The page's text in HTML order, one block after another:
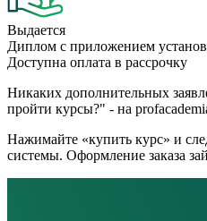
Выдается
Диплом с приложением
Доступна оплата в рассрочку
Никаких дополнительных
пройти курсы?" - на
Нажимайте «купить курс» и
системы. Оформление заказа